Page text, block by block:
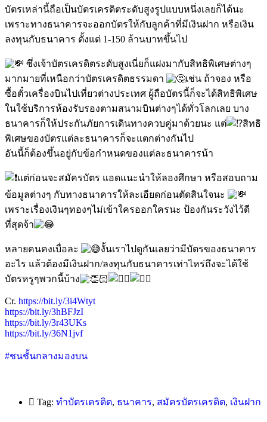
บัตรเหล่านี้ถือเป็นบัตรเครดิตระดับสูงรูปแบบหนึ่งเลยก็ได้นะ
เพราะทางธนาคารจะออกบัตรให้กับลูกค้าที่มีเงินฝาก หรือเงิน
ลงทุนกับธนาคาร ตั้งแต่ 1-150 ล้านบาทขึ้นไป
ซึ่งเจ้าบัตรเครดิตระดับสูงเนี่ยก็แฝงมากับสิทธิพิเศษต่างๆ
มากมายที่เหนือกว่าบัตรเครดิตธรรมดา
เช่น ถ้าจอง หรือ
ซื้อตั๋วเครื่องบินไปเที่ยวต่างประเทศ ผู้ถือบัตรนี้ก็จะได้สิทธิพิเศษ
ในใช้บริการห้องรับรองตามสนามบินต่างๆได้ทั่วโลกเลย บาง
ธนาคารก็ให้ประกันภัยการเดินทางควบคู่มาด้วยนะ แต่
สิทธิ
พิเศษของบัตรแต่ละธนาคารก็จะแตกต่างกันไป
อันนี้ก็ต้องขึ้นอยู่กับข้อกำหนดของแต่ละธนาคารน้า
แต่ก่อนจะสมัครบัตร แอดแนะนำให้ลองศึกษา หรือสอบถาม
ข้อมูลต่างๆ กับทางธนาคารให้ละเอียดก่อนตัดสินใจนะ
เพราะเรื่องเงินๆทองๆไม่เข้าใครออกใครนะ ป้องกันระวังไว้ดี
ที่สุดจ้า
หลายคนคงเบื่อละ
งั้นเราไปดูกันเลยว่ามีบัตรของธนาคาร
อะไร แล้วต้องมีเงินฝาก/ลงทุนกับธนาคารเท่าไหร่ถึงจะได้ใช้
บัตรหรูๆพวกนี้บ้าง
Cr. https://bit.ly/3i4Wtyt
https://bit.ly/3hBFJzI
https://bit.ly/3r43UKs
https://bit.ly/36N1jvf
#ชนชั้นกลางมองบน
Tag: ทำบัตรเครดิต, ธนาคาร, สมัครบัตรเครดิต, เงินฝาก